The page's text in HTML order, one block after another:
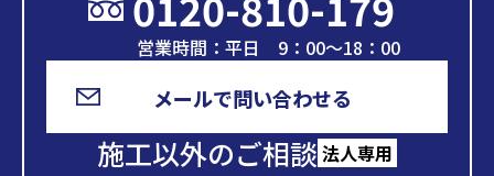
営業時間：平日 9：00～18：00
メールで問い合わせる
施工以外のご相談 法人専用